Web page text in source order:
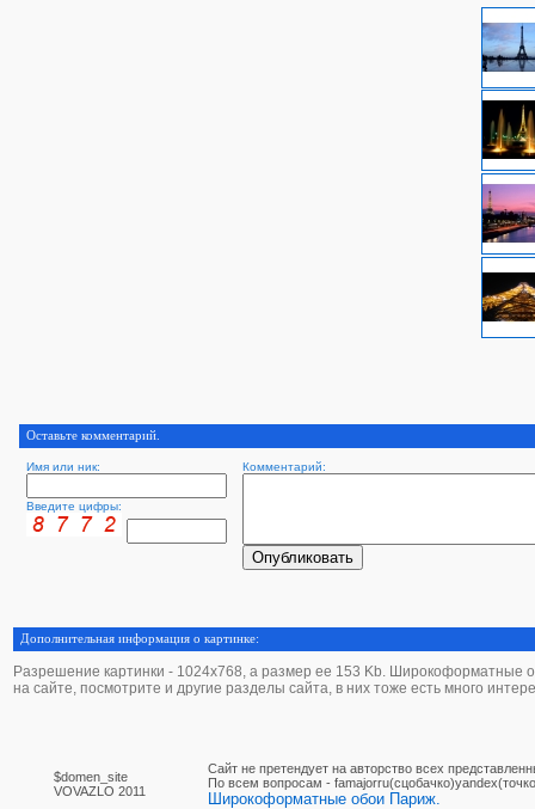
Оставьте комментарий.
Имя или ник: Комментарий:
Введите цифры:
Дополнительная информация о картинке:
Разрешение картинки - 1024х768, а размер ее 153 Kb. Широкоформатные
на сайте, посмотрите и другие разделы сайта, в них тоже есть много
$domen_site
VOVAZLO 2011
Сайт не претендует на авторство всех
По вcем вопросам -
Широкоформатные обои Париж.